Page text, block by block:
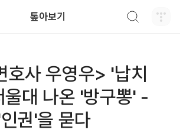
톺아보기
호사 우영우> ​​​​​​​'납치
울대 나온 '방구뽕' -
권'을 묻다